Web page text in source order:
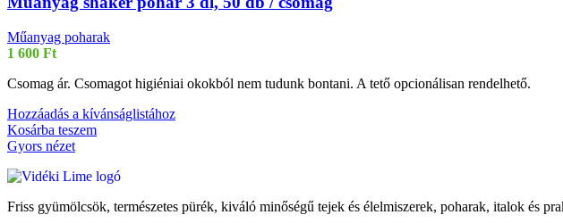
Műanyag poharak
1 600 Ft
Csomag ár. Csomagot higiéniai okokból nem tudunk bontani. A tető opcionálisan rendelhető.
Hozzáadás a kívánságlistához
Kosárba teszem
Gyors nézet
Friss gyümölcsök, természetes pürék, kiváló minőségű tejek és élelmiszerek, poharak, italok és